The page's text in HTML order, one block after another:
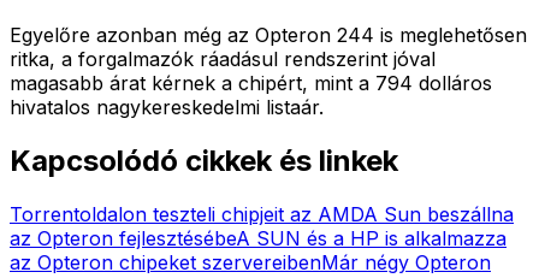
Egyelőre azonban még az Opteron 244 is meglehetősen
ritka, a forgalmazók ráadásul rendszerint jóval
magasabb árat kérnek a chipért, mint a 794 dolláros
hivatalos nagykereskedelmi listaár.
Kapcsolódó cikkek és linkek
Torrentoldalon teszteli chipjeit az AMDA Sun beszállna
az Opteron fejlesztésébeA SUN és a HP is alkalmazza
az Opteron chipeket szervereibenMár négy Opteron